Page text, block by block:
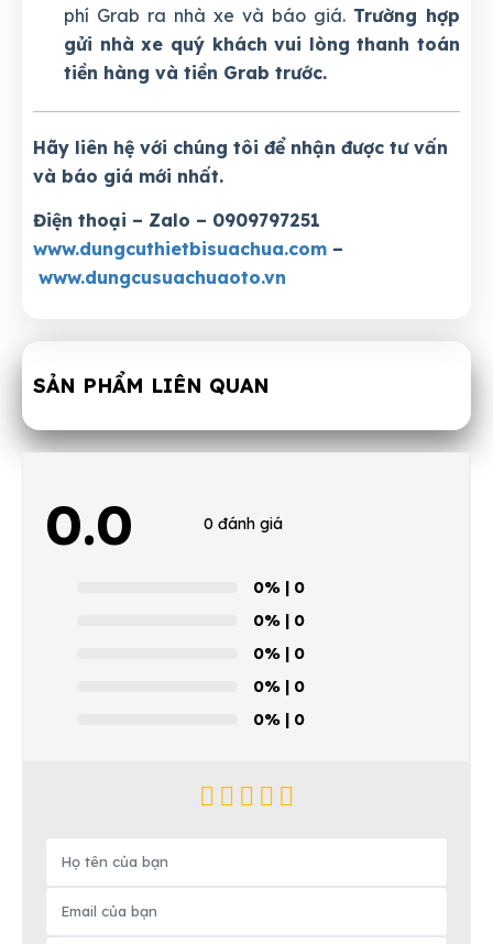
phí Grab ra nhà xe và báo giá. Trường hợp
gửi nhà xe quý khách vui lòng thanh toán
tiền hàng và tiền Grab trước.
Hãy liên hệ với chúng tôi để nhận được tư vấn
và báo giá mới nhất.
Điện thoại – Zalo – 0909797251
www.dungcuthietbisuachua.com –
www.dungcusuachuaoto.vn
SẢN PHẨM LIÊN QUAN
0.0 0 đánh giá
0% | 0
0% | 0
0% | 0
0% | 0
0% | 0